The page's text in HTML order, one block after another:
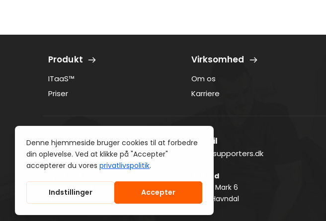
Produkt
ITaaS™
Priser
Virksomhed
Om os
Karriere
Telefon
﻿+45 7025 3515
Ledreborg Allé 118 E
4000 Roskilde
E-mail﻿
info@supporters.dk
Jylland
﻿Fuglsø Mark 6
8970 Havndal